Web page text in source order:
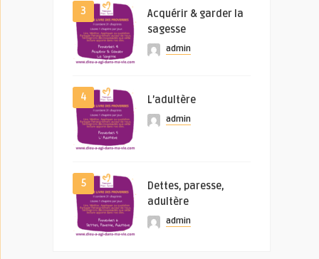
3
Acquérir & garder la
sagesse
admin
4 L’adultère
admin
5
Dettes, paresse,
adultère
admin